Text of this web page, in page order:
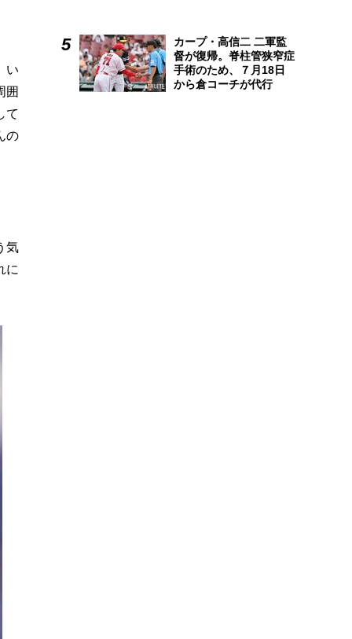
い
囲
て
の
気
に
カープ・高信二 二軍監
督が復帰。脊柱管狭窄症
手術のため、７月18日
から倉コーチが代行